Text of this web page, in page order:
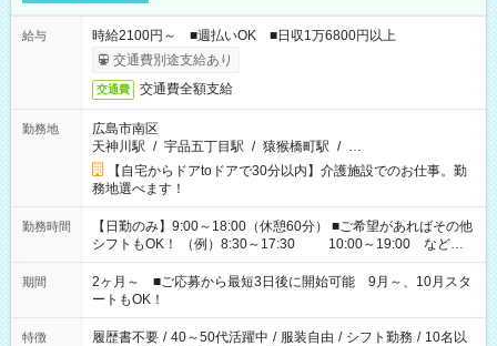
給与
時給2100円～ ■週払いOK ■日収1万6800円以上
交通費別途支給あり
交通費 交通費全額支給
勤務地
広島市南区
天神川駅 / 宇品五丁目駅 / 猿猴橋町駅 / …
【自宅からドアtoドアで30分以内】介護施設でのお仕事。勤
務地選べます！
勤務時間
【日勤のみ】9:00～18:00（休憩60分） ■ご希望があればその他
シフトもOK！ （例）8:30～17:30 10:00～19:00 など
「家族とお休みを合わせたい」 「できれば残業はしたくない」
など、あなたのご希望に沿ったお仕事をご紹介します！ ※Wワ
ーク希望の方へ 今ご覧のお仕事で希望する勤務時間と、もう1つ
のお仕事の勤務時間。 合計で週40時間を超える場合は応募でき
ません
期間
2ヶ月～ ■ご応募から最短3日後に開始可能 9月～、10月スタ
ートもOK！
特徴 履歴書不要 / 40～50代活躍中 / 服装自由 / シフト勤務 / 10名以